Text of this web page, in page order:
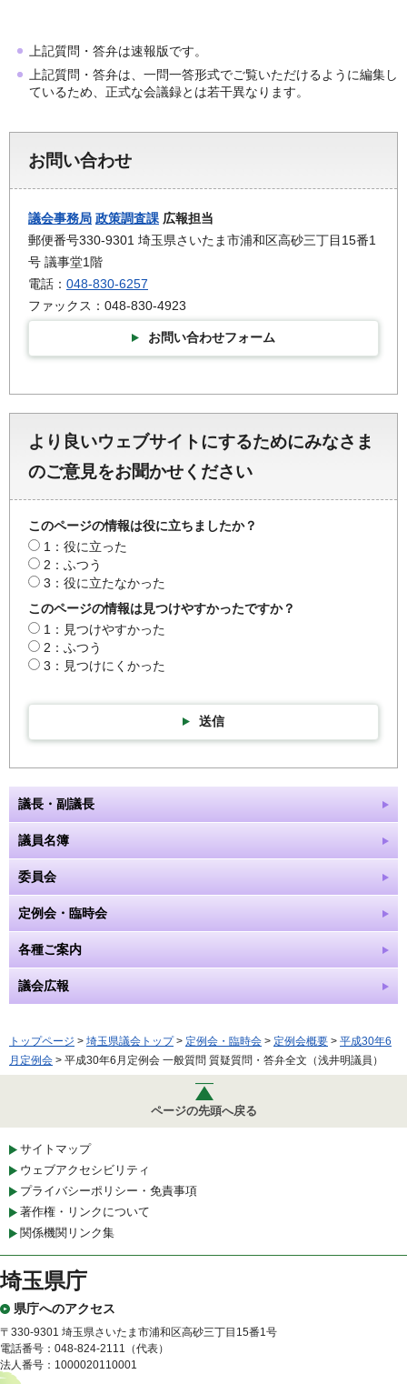
上記質問・答弁は速報版です。
上記質問・答弁は、一問一答形式でご覧いただけるように編集し
ているため、正式な会議録とは若干異なります。
お問い合わせ
議会事務局 政策調査課 広報担当
郵便番号330-9301 埼玉県さいたま市浦和区高砂三丁目15番1
号 議事堂1階
電話： 048-830-6257
ファックス：048-830-4923
お問い合わせフォーム
より良いウェブサイトにするためにみなさま
のご意見をお聞かせください
このページの情報は役に立ちましたか？
1：役に立った
2：ふつう
3：役に立たなかった
このページの情報は見つけやすかったですか？
1：見つけやすかった
2：ふつう
3：見つけにくかった
送信
議長・副議長
議員名簿
委員会
定例会・臨時会
各種ご案内
議会広報
トップページ > 埼玉県議会トップ> 定例会・臨時会 > 定例会概要 > 平成30年6
月定例会 > 平成30年6月定例会 一般質問 質疑質問・答弁全文（浅井明議員）
ページの先頭へ戻る
サイトマップ
ウェブアクセシビリティ
プライバシーポリシー・免責事項
著作権・リンクについて
関係機関リンク集
埼玉県庁
県庁へのアクセス
〒330-9301 埼玉県さいたま市浦和区高砂三丁目15番1号
電話番号：048-824-2111（代表）
法人番号：1000020110001